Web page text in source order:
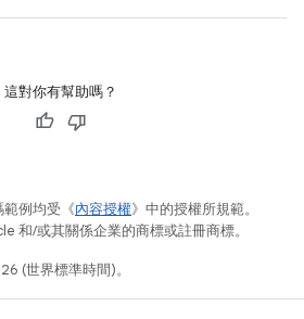
這對你有幫助嗎？
例均受《內容授權》中的授權所規範。
和/或其關係企業的商標或註冊商標。
(世界標準時間)。